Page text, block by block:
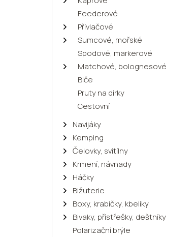
Feederové
Přívlačové
Sumcové, mořské
Spodové, markerové
Matchové, bolognesové
Biče
Pruty na dírky
Cestovní
Navijáky
Kemping
Čelovky, svítílny
Krmení, návnady
Háčky
Bižuterie
Boxy, krabičky, kbelíky
Bivaky, přístřešky, deštníky
Polarizační brýle